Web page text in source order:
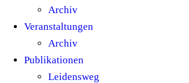
Archiv
Veranstaltungen
Archiv
Publikationen
Leidensweg